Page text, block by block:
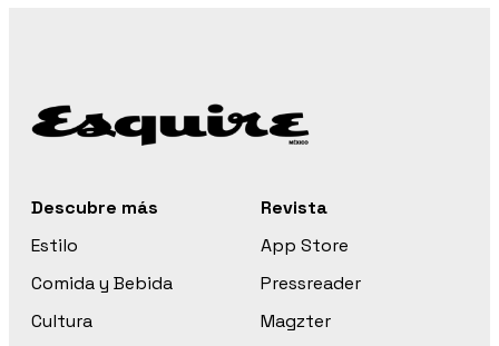
Descubre más
Estilo
Comida y Bebida
Cultura
Revista
App Store
Pressreader
Magzter